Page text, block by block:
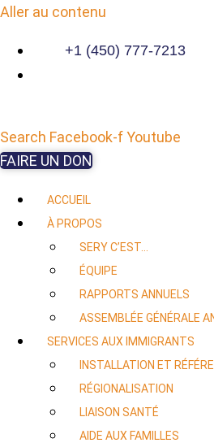
Aller au contenu
+1 (450) 777-7213
Search Facebook-fYoutube
FAIRE UN DON
ACCUEIL
À PROPOS
SERY C’EST…
ÉQUIPE
RAPPORTS ANNUELS
ASSEMBLÉE GÉNÉRALE
SERVICES AUX IMMIGRANTS
INSTALLATION ET
RÉGIONALISATION
LIAISON SANTÉ
AIDE AUX FAMILLES